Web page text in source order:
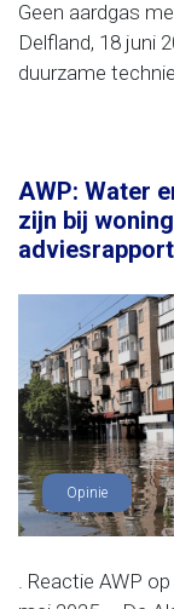
Geen aardgas
Delfland, 18 juni
duurzame
AWP: Water
zijn bij
adviesrapport
Opinie
. Reactie AWP